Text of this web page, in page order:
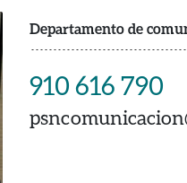
Departamento de
910 616 790